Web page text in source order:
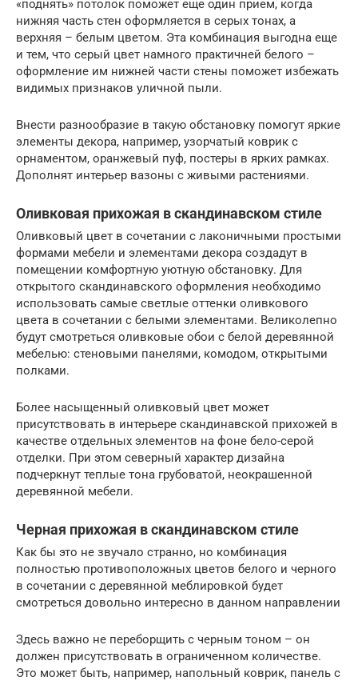
«поднять» потолок поможет еще один прием, когда
нижняя часть стен оформляется в серых тонах, а
верхняя – белым цветом. Эта комбинация выгодна еще
и тем, что серый цвет намного практичней белого –
оформление им нижней части стены поможет избежать
видимых признаков уличной пыли.
Внести разнообразие в такую обстановку помогут яркие
элементы декора, например, узорчатый коврик с
орнаментом, оранжевый пуф, постеры в ярких рамках.
Дополнят интерьер вазоны с живыми растениями.
Оливковая прихожая в скандинавском стиле
Оливковый цвет в сочетании с лаконичными простыми
формами мебели и элементами декора создадут в
помещении комфортную уютную обстановку. Для
открытого скандинавского оформления необходимо
использовать самые светлые оттенки оливкового
цвета в сочетании с белыми элементами. Великолепно
будут смотреться оливковые обои с белой деревянной
мебелью: стеновыми панелями, комодом, открытыми
полками.
Более насыщенный оливковый цвет может
присутствовать в интерьере скандинавской прихожей в
качестве отдельных элементов на фоне бело-серой
отделки. При этом северный характер дизайна
подчеркнут теплые тона грубоватой, неокрашенной
деревянной мебели.
Черная прихожая в скандинавском стиле
Как бы это не звучало странно, но комбинация
полностью противоположных цветов белого и черного
в сочетании с деревянной меблировкой будет
смотреться довольно интересно в данном направлении
Здесь важно не переборщить с черным тоном – он
должен присутствовать в ограниченном количестве.
Это может быть, например, напольный коврик, панель с